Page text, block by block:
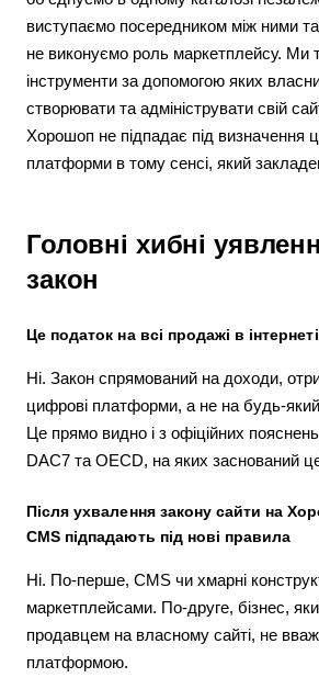
виступаємо посередником між ними
не виконуємо роль маркетплейсу. Ми
інструменти за допомогою яких
створювати та адмініструвати свій
Хорошоп не підпадає під визначення
платформи в тому сенсі, який
Головні хибні
закон
Це податок на всі продажі в інтернеті
Ні. Закон спрямований на доходи,
цифрові платформи, а не на будь-
Це прямо видно і з офіційних пояснень
DAC7 та OECD, на яких заснований
Після ухвалення закону сайти на
CMS підпадають під нові правила
Ні. По-перше, CMS чи хмарні
маркетплейсами. По-друге, бізнес,
продавцем на власному сайті, не
платформою.